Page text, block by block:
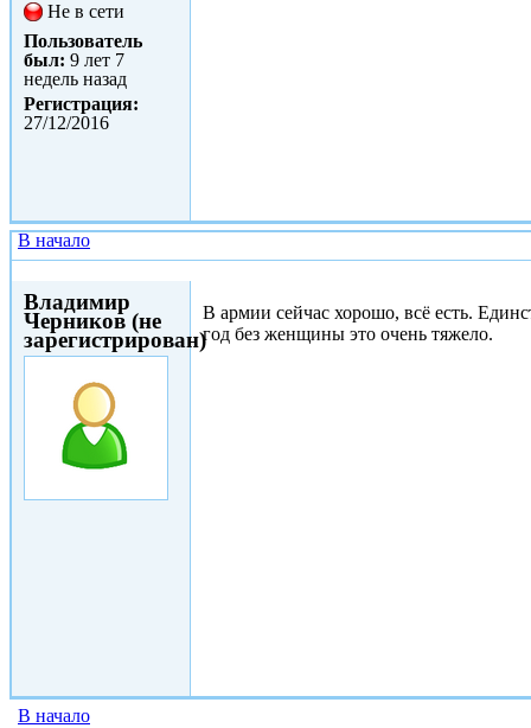
Не в сети
Пользователь
был: 9 лет 7
недель назад
Регистрация:
27/12/2016
В начало
Владимир
Черников (не
зарегистрирован)
В армии сейчас хорошо, всё есть.
год без женщины это очень тяжело.
В начало